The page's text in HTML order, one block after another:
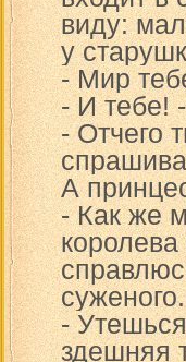
виду:
у
- Мир
- И тебе!
- Отчего
А
- Как же
-
здешняя